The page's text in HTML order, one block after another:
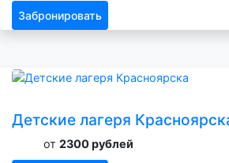
Забронировать
Детские лагеря
от 2300 рублей